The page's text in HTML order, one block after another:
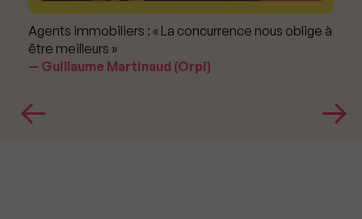
Agents immobiliers : « La concurrence nous oblige à
être meilleurs »
Guillaume Martinaud (Orpi)